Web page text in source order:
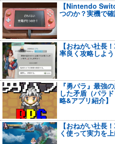
【Nintendo
つのか？実機で確
【おねがい社長
率良く攻略しよ
『勇パラ』最強
した矛盾（パラ
略&アプリ紹介】
【おねがい社長
く使って実力を